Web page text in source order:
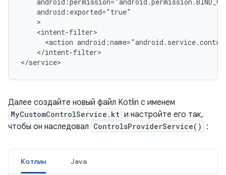
<action
</intent-filter>
Далее создайте новый файл Kotlin с именем
MyCustomControlService.kt и настройте его так,
чтобы он наследовал ControlsProviderService() :
Котлин Java